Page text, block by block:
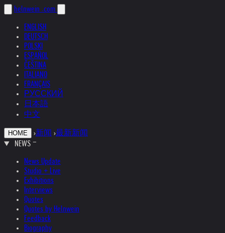
helnwein .com
ENGLISH
DEUTSCH
POLSKI
ESPAÑOL
ČEŠTINA
ITALIANO
FRANÇAIS
РУССКИЙ
日本語
中文
HOME ›新闻 ›最新新闻
NEWS
News Update
Studio + Live
Exhibitions
Interviews
Quotes
Quotes by Helnwein
Feedback
Biography